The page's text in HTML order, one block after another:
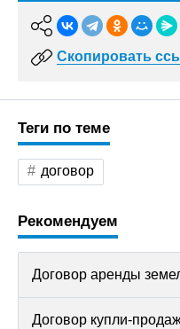
Скопировать
Теги по теме
договор
Рекомендуем
Договор аренды
Договор купли-